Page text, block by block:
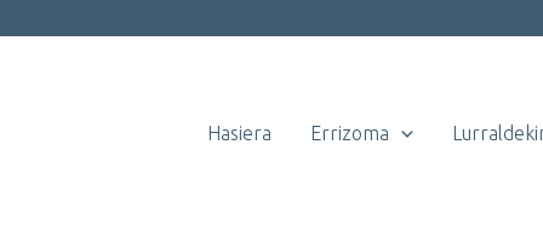
Hasiera Errizoma